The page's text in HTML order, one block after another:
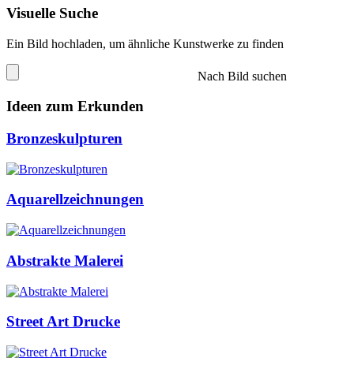
Visuelle Suche
Ein Bild hochladen, um ähnliche Kunstwerke zu finden
Nach Bild suchen
Ideen zum Erkunden
Bronzeskulpturen
Aquarellzeichnungen
Abstrakte Malerei
Street Art Drucke